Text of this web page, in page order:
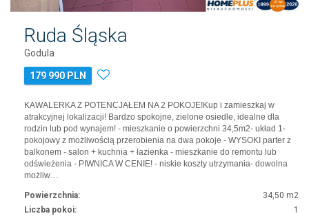
Ruda Śląska
Godula
179 990 PLN
KAWALERKA Z POTENCJAŁEM NA 2 POKOJE!Kup i zamieszkaj w
atrakcyjnej lokalizacji! Bardzo spokojne, zielone osiedle, idealne dla
rodzin lub pod wynajem! - mieszkanie o powierzchni 34,5m2- układ 1-
pokojowy z możliwością przerobienia na dwa pokoje - WYSOKI parter z
balkonem - salon + kuchnia + łazienka - mieszkanie do remontu lub
odświeżenia - PIWNICA W CENIE! - niskie koszty utrzymania- dowolna
możliw…
Powierzchnia:
34,50 m2
Liczba pokoi:
1